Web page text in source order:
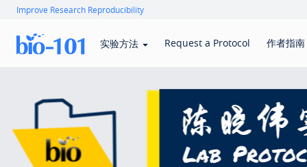
Improve Research Reproducibility
实验方法 Request a Protocol 作者指南